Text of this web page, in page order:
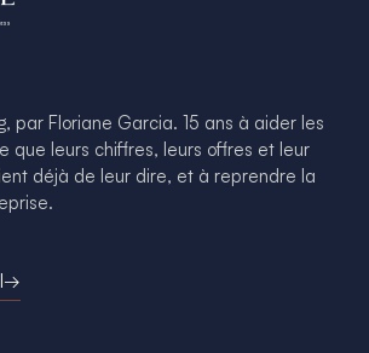
par Floriane Garcia. 15 ans à aider les
que leurs chiffres, leurs offres et leur
déjà de leur dire, et à reprendre la
→